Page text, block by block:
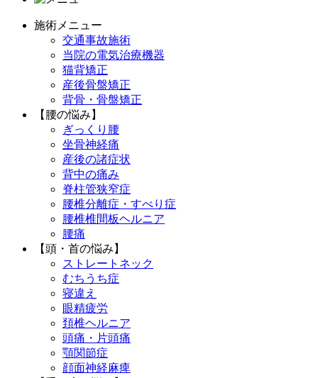
施術メニュー
交通事故施術
当院の電気治療機器
猫背矯正
産後骨盤矯正
背骨・骨盤矯正
【腰の悩み】
ぎっくり腰
坐骨神経痛
産後の諸症状
背中の痛み
脊柱管狭窄症
腰椎分離症・すべり症
腰椎椎間板ヘルニア
腰痛
【頭・首の悩み】
ストレートネック
むちうち症
寝違え
眼精疲労
頚椎ヘルニア
頭痛・片頭痛
顎関節症
顔面神経麻痺